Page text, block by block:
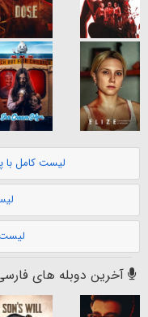
لیست کامل با
لیست
آخرین دوبله های